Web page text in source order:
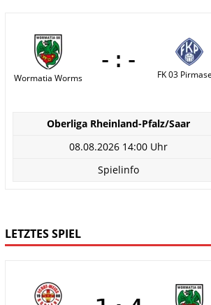
Wormatia Worms
-:-
FK 03
Oberliga Rheinland-Pfalz/Saar
08.08.2026 14:00 Uhr
Spielinfo
LETZTES SPIEL